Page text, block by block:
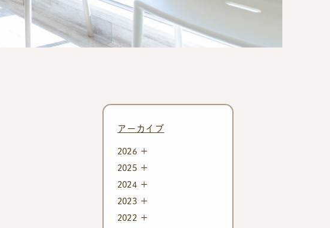
アーカイブ
2026
2025
2024
2023
2022